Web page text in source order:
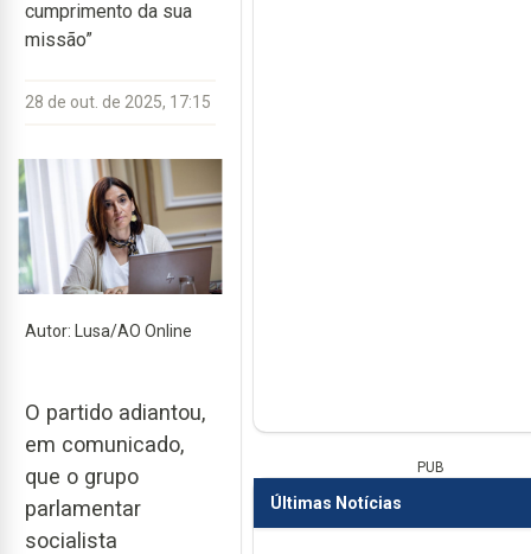
cumprimento da sua
missão”
28 de out. de 2025, 17:15
Autor: Lusa/AO Online
O partido adiantou,
em comunicado,
que o grupo
parlamentar
socialista
PUB
Últimas Notícias